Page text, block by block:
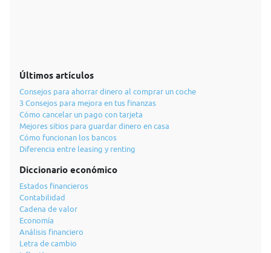
Últimos artículos
Consejos para ahorrar dinero al comprar un coche
3 Consejos para mejora en tus finanzas
Cómo cancelar un pago con tarjeta
Mejores sitios para guardar dinero en casa
Cómo funcionan los bancos
Diferencia entre leasing y renting
Diccionario económico
Estados financieros
Contabilidad
Cadena de valor
Economía
Análisis financiero
Letra de cambio